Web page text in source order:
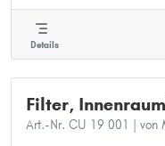
Details
Filter,
Art.-Nr. CU 19 001 |